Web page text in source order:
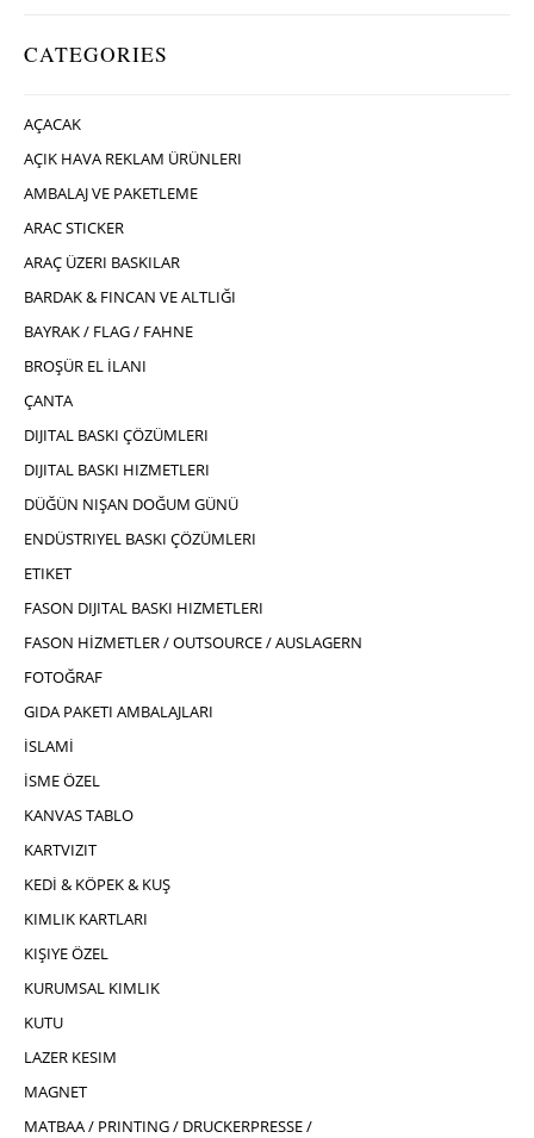
CATEGORIES
AÇACAK
AÇIK HAVA REKLAM ÜRÜNLERI
AMBALAJ VE PAKETLEME
ARAC STICKER
ARAÇ ÜZERI BASKILAR
BARDAK & FINCAN VE ALTLIĞI
BAYRAK / FLAG / FAHNE
BROŞÜR EL İLANI
ÇANTA
DIJITAL BASKI ÇÖZÜMLERI
DIJITAL BASKI HIZMETLERI
DÜĞÜN NIŞAN DOĞUM GÜNÜ
ENDÜSTRIYEL BASKI ÇÖZÜMLERI
ETIKET
FASON DIJITAL BASKI HIZMETLERI
FASON HİZMETLER / OUTSOURCE / AUSLAGERN
FOTOĞRAF
GIDA PAKETI AMBALAJLARI
İSLAMİ
İSME ÖZEL
KANVAS TABLO
KARTVIZIT
KEDİ & KÖPEK & KUŞ
KIMLIK KARTLARI
KIŞIYE ÖZEL
KURUMSAL KIMLIK
KUTU
LAZER KESIM
MAGNET
MATBAA / PRINTING / DRUCKERPRESSE /